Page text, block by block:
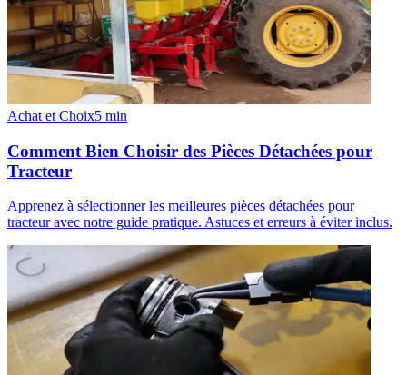
Achat et Choix5 min
Comment Bien Choisir des Pièces Détachées pour
Tracteur
Apprenez à sélectionner les meilleures pièces détachées pour
tracteur avec notre guide pratique. Astuces et erreurs à éviter inclus.